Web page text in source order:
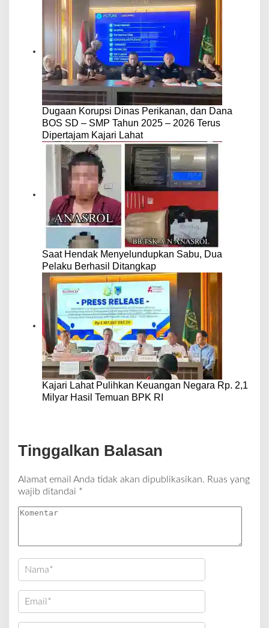
Dugaan Korupsi Dinas Perikanan, dan Dana
BOS SD – SMP Tahun 2025 – 2026 Terus
Dipertajam Kajari Lahat
Saat Hendak Menyelundupkan Sabu, Dua
Pelaku Berhasil Ditangkap
Kajari Lahat Pulihkan Keuangan Negara Rp. 2,1
Milyar Hasil Temuan BPK RI
Tinggalkan Balasan
Alamat email Anda tidak akan dipublikasikan. Ruas yang
wajib ditandai *